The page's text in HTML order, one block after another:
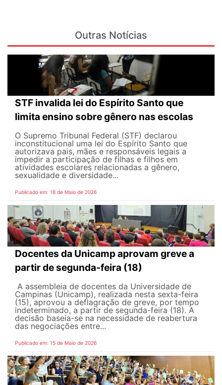
Outras Notícias
STF invalida lei do Espírito Santo que
limita ensino sobre gênero nas escolas
O Supremo Tribunal Federal (STF) declarou
inconstitucional uma lei do Espírito Santo que
autorizava pais, mães e responsáveis legais ​​a
impedir a participação de filhas e filhos em
atividades escolares relacionadas a gênero,
sexualidade e diversidade...
Publicado em: 18 de Maio de 2026
Docentes da Unicamp aprovam greve a
partir de segunda-feira (18)
A assembleia de docentes da Universidade de
Campinas (Unicamp), realizada nesta sexta-feira
(15), aprovou a deflagração de greve, por tempo
indeterminado, a partir de segunda-feira (18). A
decisão baseia-se na necessidade de reabertura
das negociações entre...
Publicado em: 15 de Maio de 2026